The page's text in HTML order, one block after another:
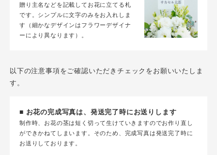
贈り主名などを記載してお花に立てる札
です。シンプルに文字のみをお入れしま
す（細かなデザインはフラワーデザイナ
ーにより異なります）。
以下の注意事項をご確認いただきチェックをお願いいたしま
す。
■ お花の完成写真は、発送完了時にお送りします
制作時、お花の茎は短く切って生けていきますのでお作り直し
ができかねてしまいます。そのため、完成写真は発送完了時に
お送りしております。